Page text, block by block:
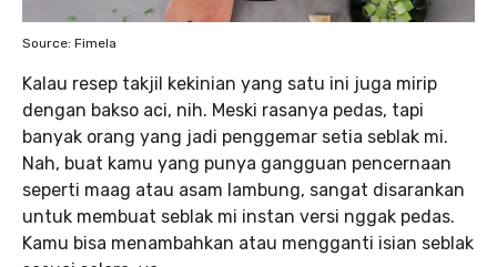
Source: Fimela
Kalau resep takjil kekinian yang satu ini juga mirip
dengan bakso aci, nih. Meski rasanya pedas, tapi
banyak orang yang jadi penggemar setia seblak mi.
Nah, buat kamu yang punya gangguan pencernaan
seperti maag atau asam lambung, sangat disarankan
untuk membuat seblak mi instan versi nggak pedas.
Kamu bisa menambahkan atau mengganti isian seblak